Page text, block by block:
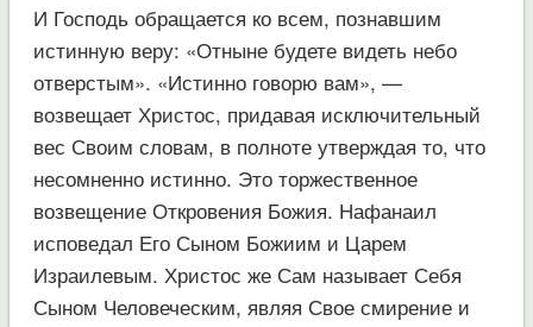
И Господь обращается ко всем, познавшим
истинную веру: «Отныне будете видеть небо
отверстым». «Истинно говорю вам», —
возвещает Христос, придавая исключительный
вес Своим словам, в полноте утверждая то, что
несомненно истинно. Это торжественное
возвещение Откровения Божия. Нафанаил
исповедал Его Сыном Божиим и Царем
Израилевым. Христос же Сам называет Себя
Сыном Человеческим, являя Свое смирение и